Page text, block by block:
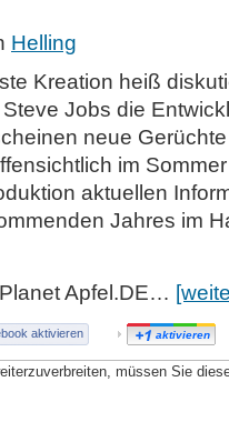
Helling
Kreation heiß
Jobs die
neue
im
aktuellen
Jahres im
Apfel.DE…
aktivieren aktivieren
müssen Sie